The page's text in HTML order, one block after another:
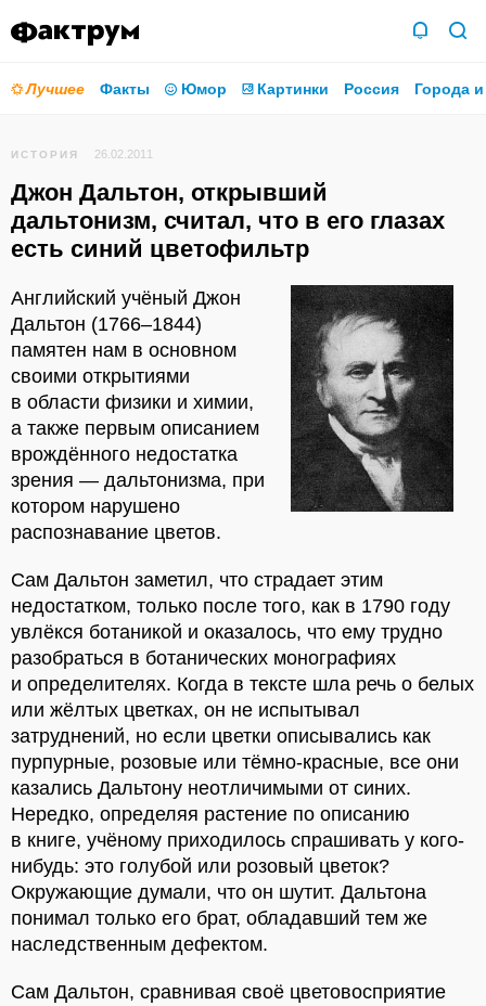
Лучшее Факты Юмор Картинки Россия Города
ИСТОРИЯ 26.02.2011
Джон Дальтон, открывший
дальтонизм, считал, что в его глазах
есть синий цветофильтр
Английский учёный Джон
Дальтон (1766–1844)
памятен нам в основном
своими открытиями
в области физики и химии,
а также первым описанием
врождённого недостатка
зрения — дальтонизма, при
котором нарушено
распознавание цветов.
Сам Дальтон заметил, что страдает этим
недостатком, только после того, как в 1790 году
увлёкся ботаникой и оказалось, что ему трудно
разобраться в ботанических монографиях
и определителях. Когда в тексте шла речь о белых
или жёлтых цветках, он не испытывал
затруднений, но если цветки описывались как
пурпурные, розовые или тёмно-красные, все они
казались Дальтону неотличимыми от синих.
Нередко, определяя растение по описанию
в книге, учёному приходилось спрашивать у кого-
нибудь: это голубой или розовый цветок?
Окружающие думали, что он шутит. Дальтона
понимал только его брат, обладавший тем же
наследственным дефектом.
Сам Дальтон, сравнивая своё цветовосприятие